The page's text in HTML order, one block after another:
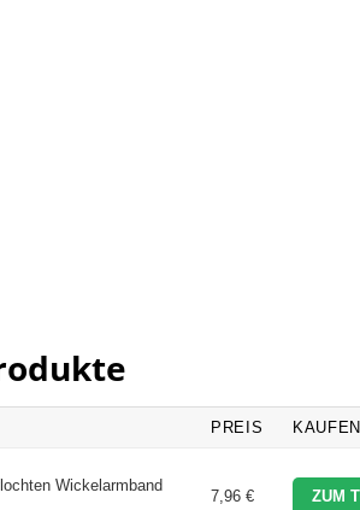
PREIS KAUFEN
Wickelarmband
7,96 € ZUM